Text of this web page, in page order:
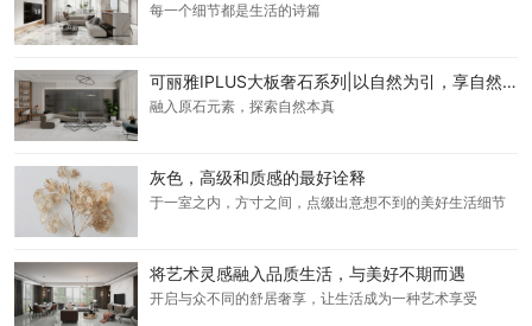
每一个细节都是生活的诗篇
可丽雅IPLUS大板奢石系列|以自然为引，享自然奢境
融入原石元素，探索自然本真
灰色，高级和质感的最好诠释
于一室之内，方寸之间，点缀出意想不到的美好生活细节
将艺术灵感融入品质生活，与美好不期而遇
开启与众不同的舒居奢享，让生活成为一种艺术享受